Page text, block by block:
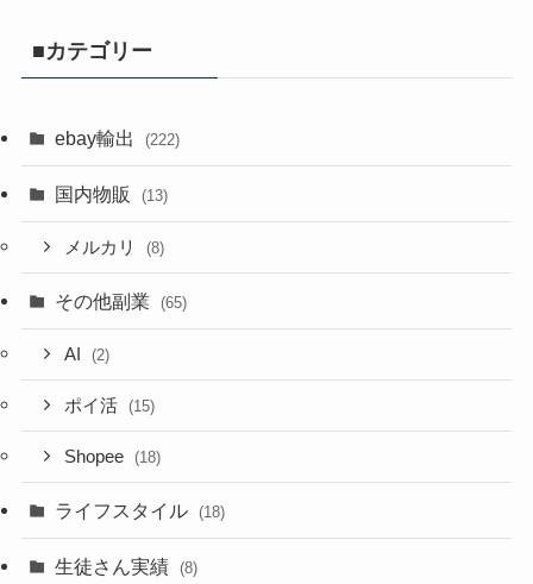
■カテゴリー
ebay輸出 (222)
国内物販 (13)
メルカリ (8)
その他副業 (65)
AI (2)
ポイ活 (15)
Shopee (18)
ライフスタイル (18)
生徒さん実績 (8)